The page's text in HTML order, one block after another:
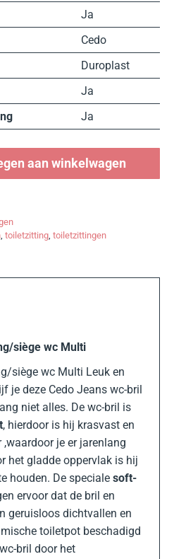
Ja
Cedo
Duroplast
Ja
Ja
aan winkelwagen
, toiletzitting, toiletzittingen
siège wc Multi
siège wc Multi Leuk en
je deze Cedo Jeans wc-bril
niet alles. De wc-bril is
, hierdoor is hij krasvast en
je er jarenlang
het gladde oppervlak is hij
houden. De speciale soft-
ervoor dat de bril en
geruisloos dichtvallen en
toiletpot beschadigd
bril door het